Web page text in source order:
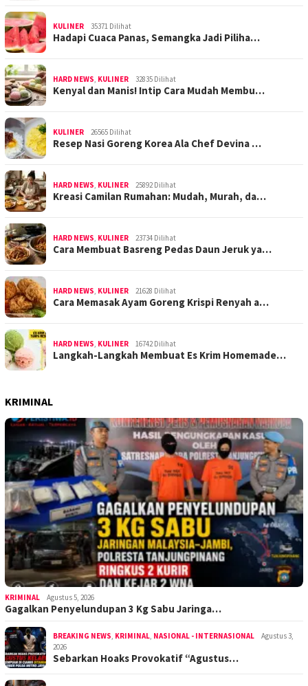
KULINER 35371 Dilihat
Hadapi Cuaca Panas, Semangka Jadi Piliha…
HARD NEWS, KULINER 32835 Dilihat
Kenyal dan Manis! Intip Cara Mudah Membu…
KULINER 26565 Dilihat
Resep Nasi Goreng Korea Ala Chef Devina …
HARD NEWS, KULINER 25892 Dilihat
Kreasi Camilan Rumahan: Mudah, Murah, da…
HARD NEWS, KULINER 23734 Dilihat
Cara Membuat Basreng Pedas Daun Jeruk ya…
HARD NEWS, KULINER 21628 Dilihat
Cara Memasak Ayam Goreng Krispi Renyah a…
HARD NEWS, KULINER 16742 Dilihat
Langkah-Langkah Membuat Es Krim Homemade…
KRIMINAL
KRIMINAL Agustus 5, 2026
Gagalkan Penyelundupan 3 Kg Sabu Jaringa…
BREAKING NEWS, KRIMINAL, NASIONAL - INTERNASIONAL
Agustus 3,
2026
Sebarkan Hoaks Provokatif “Agustus…